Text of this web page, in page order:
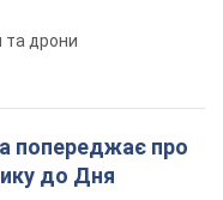
та дрони
попереджає про
до Дня